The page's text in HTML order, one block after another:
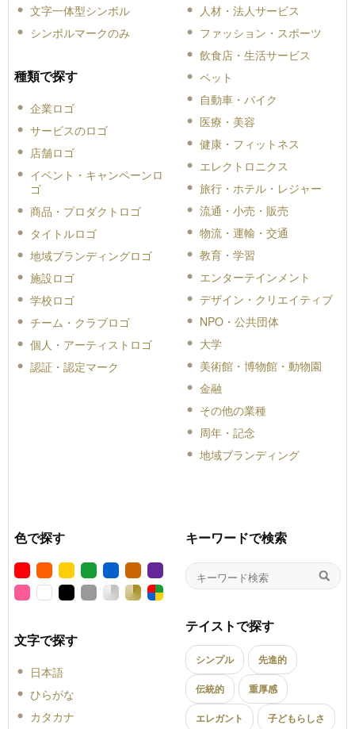
文字一体型シンボル
シンボルマークのみ
種類で探す
企業ロゴ
サービスのロゴ
店舗ロゴ
イベント・キャンペーンロ
ゴ
商品・プロダクトロゴ
タイトルロゴ
地域ブランディングロゴ
施設ロゴ
学校ロゴ
チーム・クラブロゴ
個人・アーティストロゴ
認証・認定マーク
人材・法人サービス
ファッション・スポーツ
飲食店・生活サービス
ペット
自動車・バイク
医療・美容
健康・フィットネス
エレクトロニクス
旅行・ホテル・レジャー
流通・小売・販売
物流・運輸・交通
教育・学習
エンターテインメント
デザイン・クリエイティブ
NPO・公共団体
大学
美術館・博物館・動物園
金融
その他の業種
周年・記念
地域ブランディング
色で探す
文字で探す
日本語
ひらがな
カタカナ
キーワードで検索
テイストで探す
シンプル 先進的
伝統的 重厚感
エレガント 子どもらしさ